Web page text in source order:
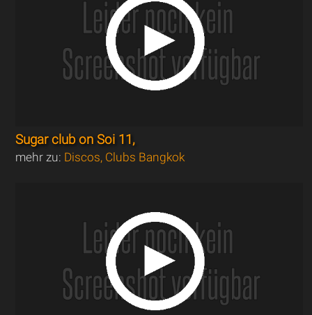
Sugar club on Soi 11,
mehr zu: Discos, Clubs Bangkok